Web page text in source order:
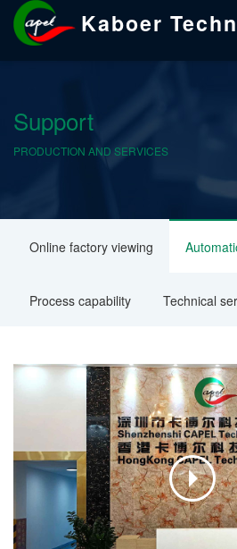
Kaboer
Support
PRODUCTION AND SERVICES
Online factory viewing
Process capability Technical